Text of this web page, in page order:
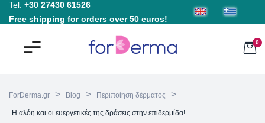
Tel: +30 27430 61526
Free shipping for orders over 50 euros!
0
ForDerma.gr > Blog > Περιποίηση δέρματος >
Η αλόη και οι ευεργετικές της δράσεις στην επιδερμίδα!